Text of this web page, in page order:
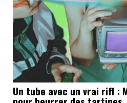
Un tube avec un vrai riff :